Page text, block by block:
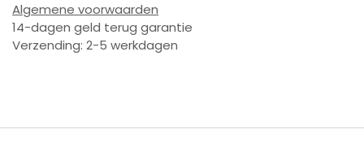
Algemene voorwaarden
14-dagen geld terug garantie
Verzending: 2-5 werkdagen